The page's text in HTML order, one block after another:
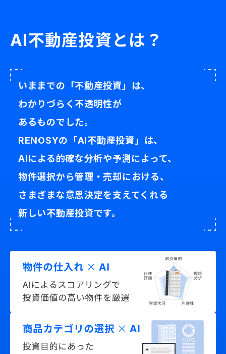
AI不動産投資とは？
いままでの「不動産投資」は、
わかりづらく不透明性が
あるものでした。
RENOSYの「AI不動産投資」は、
AIによる的確な分析や予測によって、
物件選択から管理・売却における、
さまざまな意思決定を支えてくれる
新しい不動産投資です。